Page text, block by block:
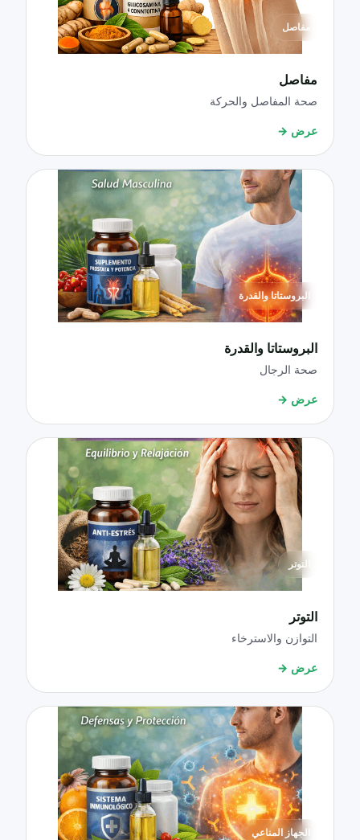
مفاصل
مفاصل
صحة المفاصل والحركة
عرض →
البروستاتا والقدرة
البروستاتا والقدرة
صحة الرجال
عرض →
التوتر
التوتر
التوازن والاسترخاء
عرض →
الجهاز المناعي